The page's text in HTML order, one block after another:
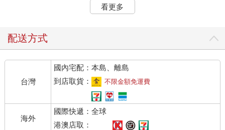
如果說《真原醫》的一系列文章反映了我的養生觀念，那麼，這
本書可說是我個人靜坐觀的寫照。
觀點，我並不是只從技術、科學、和經驗的層次探討靜坐，而是
對我來說，靜坐一詞囊括了實修、技術、境界、轉化的經驗，近
年來變成相當熱門的主題；而時下談論靜坐的文章，無論是科學
性的還是通俗性的，更是浩如煙海。儘管如此，多年前我第一次
試著在醫學期刊發表靜坐的論文時，多少還是覺得自己猶如荒漠
中的孤獨旅人。當時，親身嘗過靜坐滋味的科學家和醫師只有那
麼一小撮，而能發現靜坐與宗教、形上理論、哲學等等人類文化
結晶毫無衝突的科學研究人員更是寥寥無幾，我正是其中之一。
看更多
配送方式
台灣
國內宅配：本島、離島
到店取貨：
不限金額免運費
海外
國際快遞：全球
港澳店取：